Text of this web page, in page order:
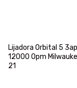
Lijadora Orbital 5
12000 Opm
21